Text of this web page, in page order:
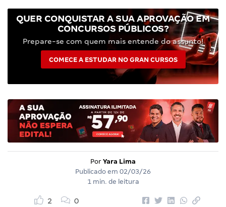
QUER CONQUISTAR A SUA APROVAÇÃO EM
CONCURSOS PÚBLICOS?
Prepare-se com quem mais entende do assunto!
COMECE A ESTUDAR NO GRAN CURSOS
Por Yara Lima
Publicado em 02/03/26
1 min. de leitura
2 0